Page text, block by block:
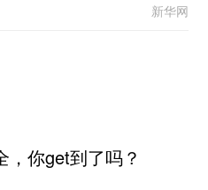
新华网
你get到了吗？